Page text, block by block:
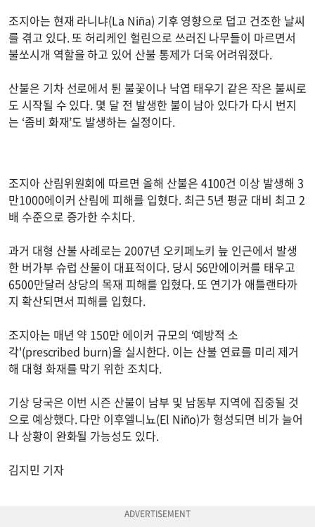
조지아는 현재 라니냐(La Niña) 기후 영향으로 덥고 건조한 날씨
를 겪고 있다. 또 허리케인 헐린으로 쓰러진 나무들이 마르면서
불쏘시개 역할을 하고 있어 산불 통제가 더욱 어려워졌다.
산불은 기차 선로에서 튄 불꽃이나 낙엽 태우기 같은 작은 불씨로
도 시작될 수 있다. 몇 달 전 발생한 불이 남아 있다가 다시 번지
는 ‘좀비 화재’도 발생하는 실정이다.
조지아 산림위원회에 따르면 올해 산불은 4100건 이상 발생해 3
만1000에이커 산림에 피해를 입혔다. 최근 5년 평균 대비 최고 2
배 수준으로 증가한 수치다.
과거 대형 산불 사례로는 2007년 오키페노키 늪 인근에서 발생
한 버가부 슈럽 산물이 대표적이다. 당시 56만에이커를 태우고
6500만달러 상당의 목재 피해를 입혔다. 또 연기가 애틀랜타까
지 확산되면서 피해를 입혔다.
조지아는 매년 약 150만 에이커 규모의 ‘예방적 소
각'(prescribed burn)을 실시한다. 이는 산불 연료를 미리 제거
해 대형 화재를 막기 위한 조치다.
기상 당국은 이번 시즌 산불이 남부 및 남동부 지역에 집중될 것
으로 예상했다. 다만 이후엘니뇨(El Niño)가 형성되면 비가 늘어
나 상황이 완화될 가능성도 있다.
김지민 기자